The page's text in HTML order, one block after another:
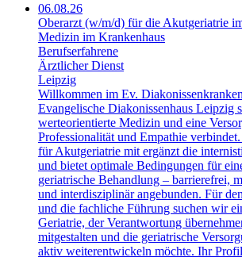
06.08.26
Oberarzt (w/m/d) für die Akutgeriatrie
Medizin im Krankenhaus
Berufserfahrene
Ärztlicher Dienst
Leipzig
Willkommen im Ev.
Evangelische Diakonissenhaus Leipzig
werteorientierte Medizin und eine
Professionalität und Empathie
für Akutgeriatrie mit ergänzt die
und bietet optimale Bedingungen für
geriatrische Behandlung – barrierefrei,
und interdisziplinär angebunden. Für
und die fachliche Führung suchen wir
Geriatrie, der Verantwortung
mitgestalten und die geriatrische
aktiv weiterentwickeln möchte. Ihr Profil